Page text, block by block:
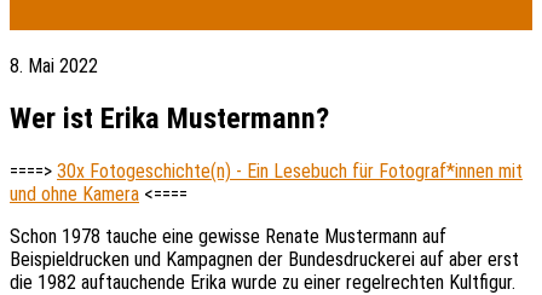
8. Mai 2022
Wer ist Erika Mustermann?
====> 30x Fotogeschichte(n) - Ein Lesebuch für Fotograf*innen mit
und ohne Kamera <====
Schon 1978 tauche eine gewisse Renate Mustermann auf
Beispieldrucken und Kampagnen der Bundesdruckerei auf aber erst
die 1982 auftauchende Erika wurde zu einer regelrechten Kultfigur.